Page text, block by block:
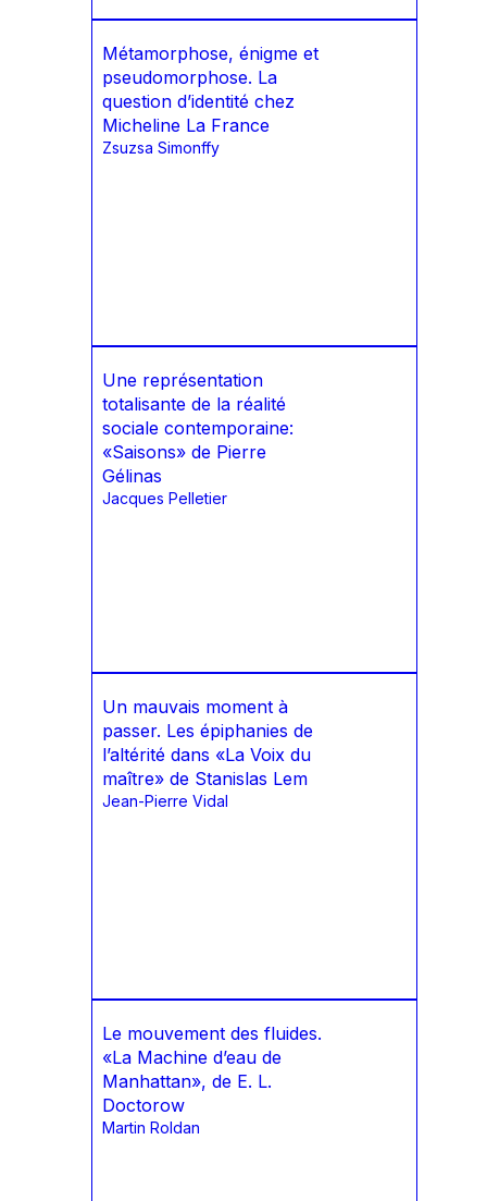
Métamorphose, énigme et
pseudomorphose. La
question d’identité chez
Micheline La France
Zsuzsa Simonffy
Une représentation
totalisante de la réalité
sociale contemporaine:
«Saisons» de Pierre
Gélinas
Jacques Pelletier
Un mauvais moment à
passer. Les épiphanies de
l’altérité dans «La Voix du
maître» de Stanislas Lem
Jean-Pierre Vidal
Le mouvement des fluides.
«La Machine d’eau de
Manhattan», de E. L.
Doctorow
Martin Roldan